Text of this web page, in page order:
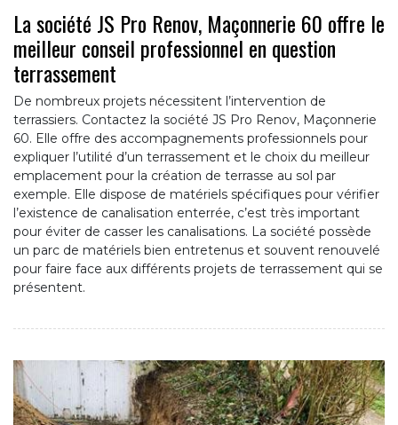
La société JS Pro Renov, Maçonnerie 60 offre le
meilleur conseil professionnel en question
terrassement
De nombreux projets nécessitent l’intervention de
terrassiers. Contactez la société JS Pro Renov, Maçonnerie
60. Elle offre des accompagnements professionnels pour
expliquer l’utilité d’un terrassement et le choix du meilleur
emplacement pour la création de terrasse au sol par
exemple. Elle dispose de matériels spécifiques pour vérifier
l’existence de canalisation enterrée, c’est très important
pour éviter de casser les canalisations. La société possède
un parc de matériels bien entretenus et souvent renouvelé
pour faire face aux différents projets de terrassement qui se
présentent.